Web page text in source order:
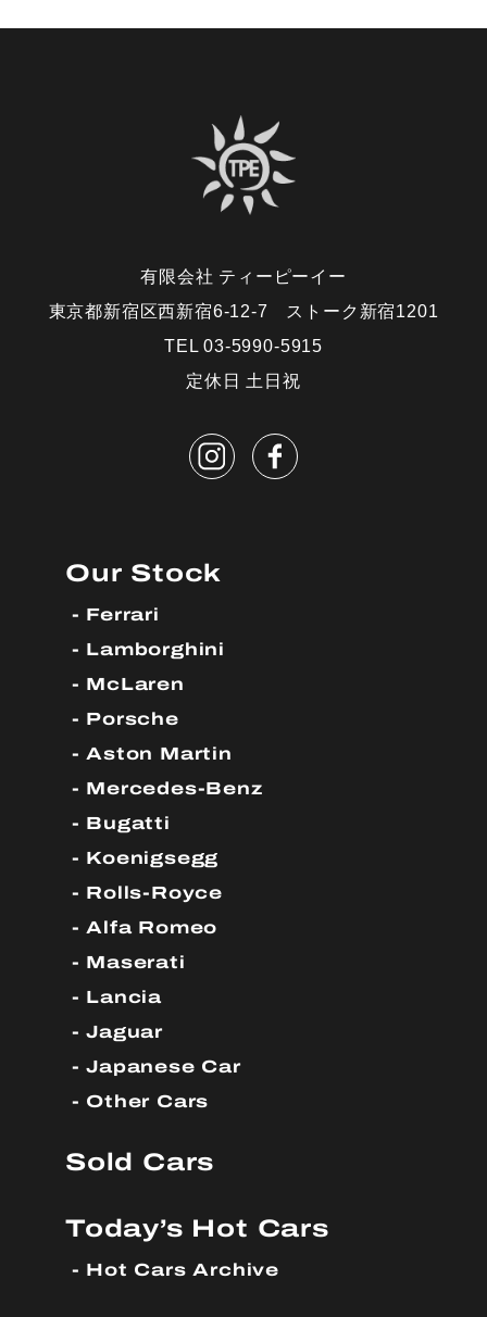
有限会社 ティーピーイー
東京都新宿区西新宿6-12-7 ストーク新宿1201
TEL 03-5990-5915
定休日 土日祝
Our Stock
Ferrari
Lamborghini
McLaren
Porsche
Aston Martin
Mercedes-Benz
Bugatti
Koenigsegg
Rolls-Royce
Alfa Romeo
Maserati
Lancia
Jaguar
Japanese Car
Other Cars
Sold Cars
Today’s Hot Cars
Hot Cars Archive